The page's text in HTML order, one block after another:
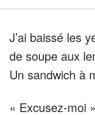
J’ai baissé les
de soupe aux
Un sandwich à
« Excusez-moi